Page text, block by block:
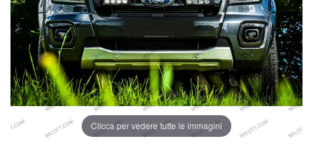
Clicca per vedere tutte le immagini